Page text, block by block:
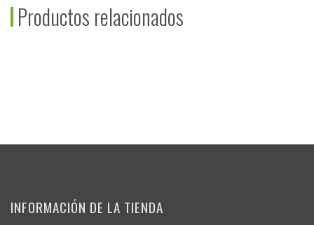
Productos relacionados
INFORMACIÓN DE LA TIENDA